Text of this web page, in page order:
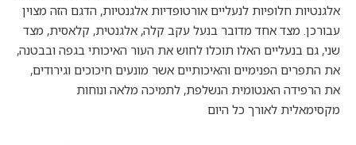
אלגנטיות חלופיות לנעליים אורטופדיות אלגנטיות, הדגם הזה מצוין
עבורכן. מצד אחד מדובר בנעל עקב קלה, אלגנטית, קלאסית, מצד
שני, גם בנעליים האלו תוכלו לחוש את העור האיכותי בגפה ובבטנה,
את התפרים הפנימיים והאיכותיים אשר מונעים חיכוכים וגירודים,
את הרפידה האנטומית הנשלפת, לתמיכה מלאה ונוחות
מקסימאלית לאורך כל היום